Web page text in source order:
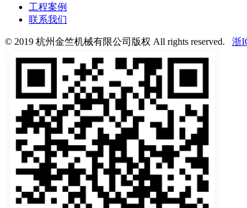
工程案例
联系我们
© 2019 杭州金竺机械有限公司版权 All rights reserved. 浙